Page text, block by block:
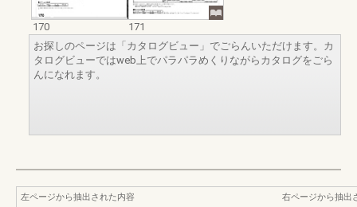
170
171
お探しのページは「カタログビュー」でごらんいただけます。カ
タログビューではweb上でパラパラめくりながらカタログをごら
んになれます。
左ページから抽出された内容
右ページから抽出